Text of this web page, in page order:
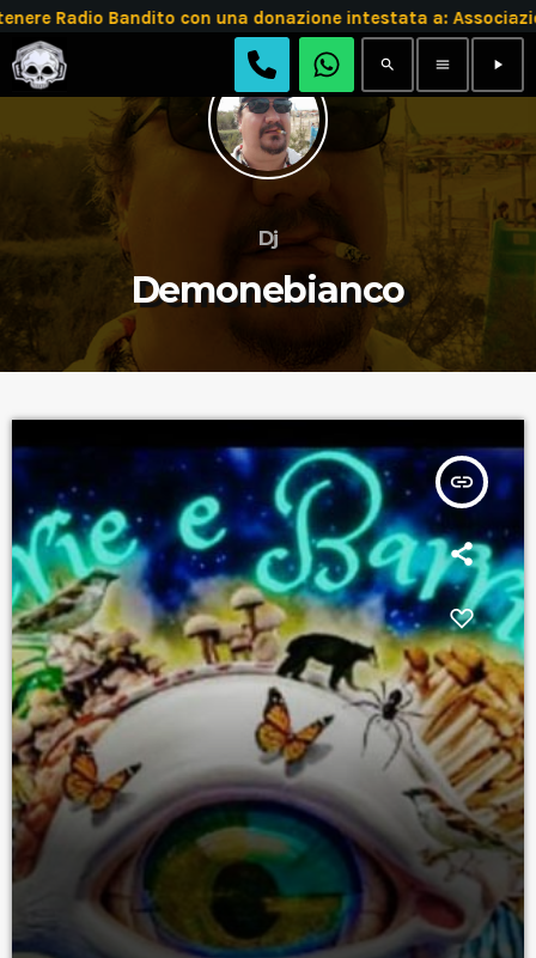
Radio Bandito con una donazione intestata a:
search menu play_arrow
Dj
Demonebianco
insert_link